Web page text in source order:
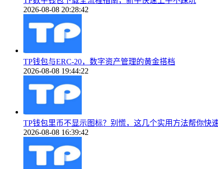
2026-08-08 20:28:42
TP钱包与ERC-20，数字资产管理的黄金搭档
2026-08-08 19:44:22
TP钱包里币不显示图标？别慌，这几个实用方法帮你快
2026-08-08 16:39:42